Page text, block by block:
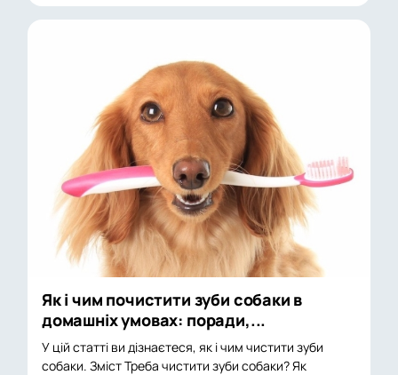
Як і чим почистити зуби собаки в
домашніх умовах: поради,...
У цій статті ви дізнаєтеся, як і чим чистити зуби
собаки. Зміст Треба чистити зуби собаки? Як